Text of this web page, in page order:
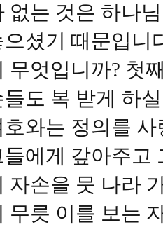
없는 것은 하나
으셨기 때문입니
무엇입니까? 첫
들도 복 받게 하
호와는 정의를
들에게 갚아주고
자손을 뭇 나라
무릇 이를 보는